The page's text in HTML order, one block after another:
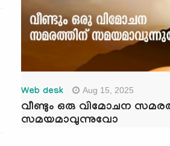
Web desk Aug 15, 2025
വീണ്ടും ഒരു വിമോചന
സമയമാവുന്നുവോ